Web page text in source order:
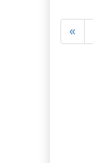
«